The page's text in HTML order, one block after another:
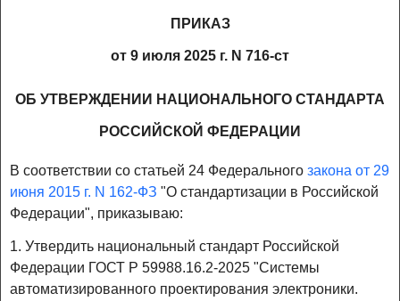
ПРИКАЗ
от 9 июля 2025 г. N 716-ст
ОБ УТВЕРЖДЕНИИ НАЦИОНАЛЬНОГО СТАНДАРТА
РОССИЙСКОЙ ФЕДЕРАЦИИ
В соответствии со статьей 24 Федерального закона от 29
июня 2015 г. N 162-ФЗ "О стандартизации в Российской
Федерации", приказываю:
1. Утвердить национальный стандарт Российской
Федерации ГОСТ Р 59988.16.2-2025 "Системы
автоматизированного проектирования электроники.